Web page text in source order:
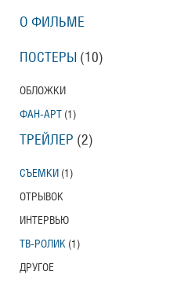
О ФИЛЬМЕ
ПОСТЕРЫ (10)
ОБЛОЖКИ
ФАН-АРТ (1)
ТРЕЙЛЕР (2)
СЪЕМКИ (1)
ОТРЫВОК
ИНТЕРВЬЮ
ТВ-РОЛИК (1)
ДРУГОЕ